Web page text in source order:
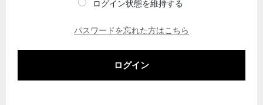
ログイン状態を維持する
パスワードを忘れた方はこちら
ログイン